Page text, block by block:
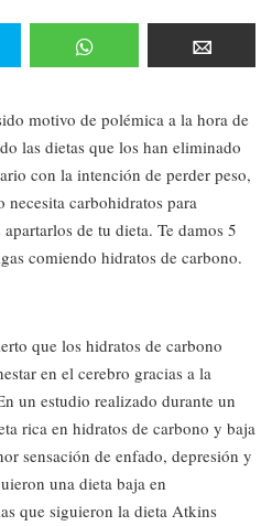
motivo de polémica a la hora de
las dietas que los han eliminado
con la intención de perder peso,
necesita carbohidratos para
de tu dieta. Te damos 5
comiendo hidratos de carbono.
que los hidratos de carbono
en el cerebro gracias a la
un estudio realizado durante un
rica en hidratos de carbono y baja
sensación de enfado, depresión y
una dieta baja en
que siguieron la dieta Atkins